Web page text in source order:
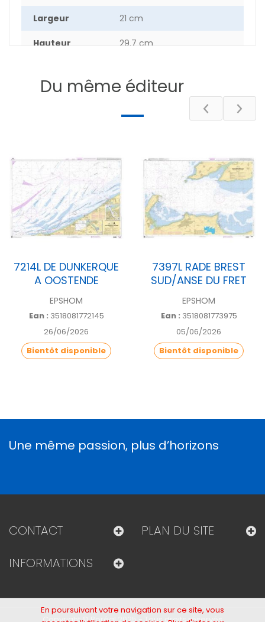
Largeur 21 cm
Hauteur 29.7 cm
Poids 12.5 g
FRANCE
Du même éditeur
7214L DE DUNKERQUE
A OOSTENDE
EPSHOM
Ean : 3518081772145
26/06/2026
Bientôt disponible
7397L RADE BREST
SUD/ANSE DU FRET
EPSHOM
Ean : 3518081773975
05/06/2026
Bientôt disponible
Une même passion, plus d’horizons
CONTACT
PLAN DU SITE
INFORMATIONS
Copyright © Boréal 2025 - Tous droits réservés
En poursuivant votre navigation sur ce site, vous